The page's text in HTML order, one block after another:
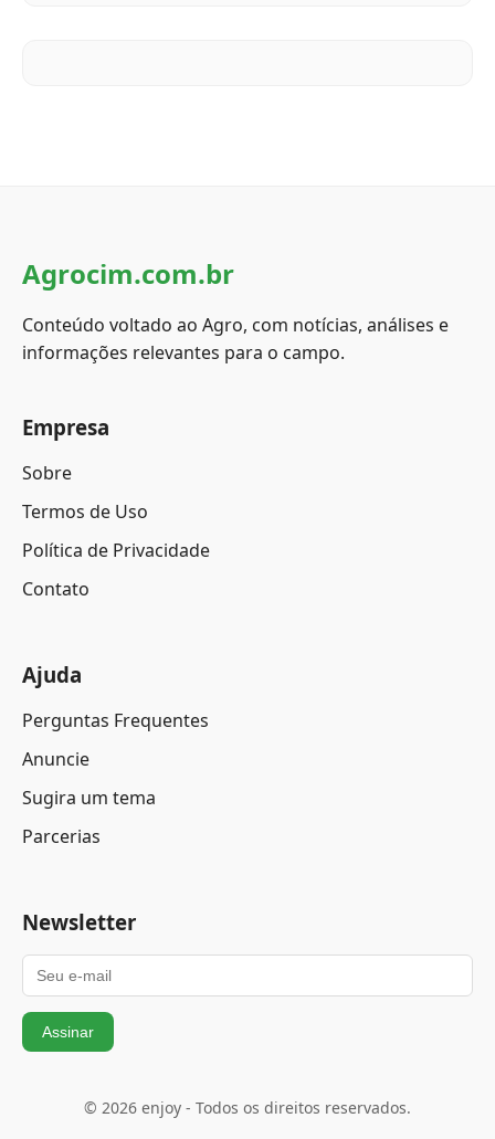
Agrocim.com.br
Conteúdo voltado ao Agro, com notícias, análises e
informações relevantes para o campo.
Empresa
Sobre
Termos de Uso
Política de Privacidade
Contato
Ajuda
Perguntas Frequentes
Anuncie
Sugira um tema
Parcerias
Newsletter
Assinar
© 2026 enjoy - Todos os direitos reservados.